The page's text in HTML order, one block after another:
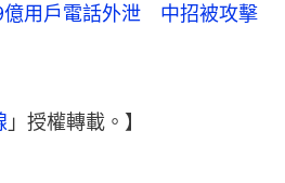
用戶電話外泄 中招被攻擊
」授權轉載。】